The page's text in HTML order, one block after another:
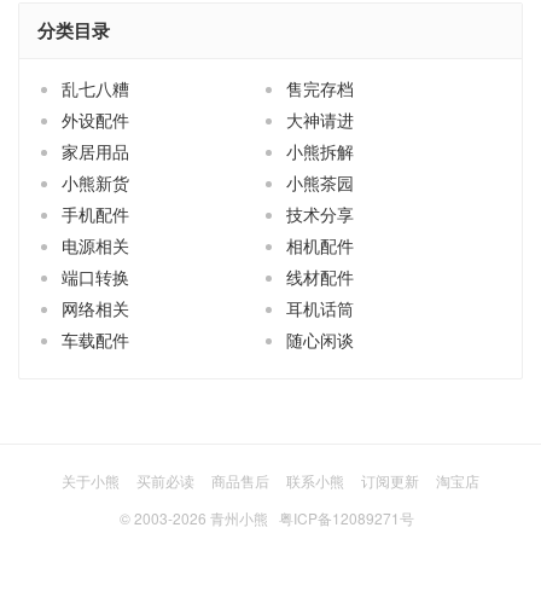
分类目录
乱七八糟
售完存档
外设配件
大神请进
家居用品
小熊拆解
小熊新货
小熊茶园
手机配件
技术分享
电源相关
相机配件
端口转换
线材配件
网络相关
耳机话筒
车载配件
随心闲谈
关于小熊 买前必读 商品售后 联系小熊 订阅更新
淘宝店
© 2003-2026 青州小熊 粤ICP备12089271号